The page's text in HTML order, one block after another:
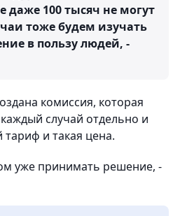
даже 100 тысяч не могут
тоже будем изучать
в пользу людей, -
комиссия, которая
случай отдельно и
тариф и такая цена.
уже принимать решение, -